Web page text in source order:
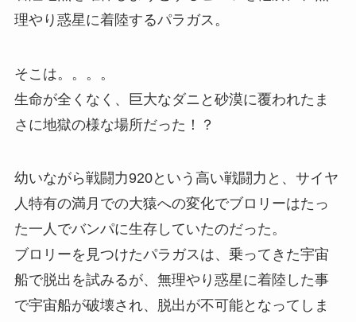
理やり惑星に着陸するパラガス。
そこは。。。。
生命が全くなく、巨大なダニと砂漠に覆われたま
さに地獄の様な場所だった！？
幼いながら戦闘力920という高い戦闘力と、サイヤ
人特有の満月での大猿への変化でブロリーはたっ
た一人でバンパに生存していたのだった。
ブロリーを見つけたパラガスは、乗ってきた宇宙
船で脱出を試みるが、無理やり惑星に着陸した事
で宇宙船が破壊され、脱出が不可能となってしま